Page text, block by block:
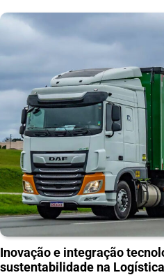
Inovação e integração
sustentabilidade na Logística